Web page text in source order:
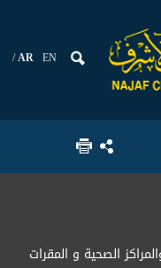
AR EN
الصحية و المقرات